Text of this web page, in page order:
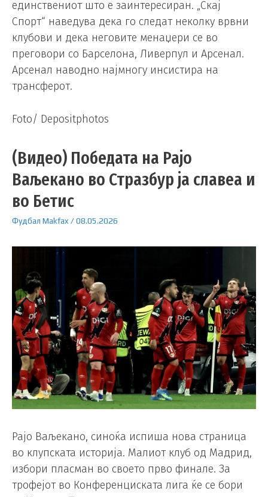
единствениот што е заинтересиран. „Скај
Спорт“ наведува дека го следат неколку врвни
клубови и дека неговите менаџери се во
преговори со Барселона, Ливерпул и Арсенал.
Арсенал наводно најмногу инсистира на
трансферот.
Foto/ Depositphotos
(Видео) Победата на Рајо
Ваљекано во Стразбур ја славеа и
во Бетис
Фудбал Makfax/08.05.2026
Рајо Ваљекано, синоќа испиша нова страница
во клупската историја. Малиот клуб од Мадрид,
избори пласман во своето прво финале. За
трофејот во Конференциската лига ќе се бори